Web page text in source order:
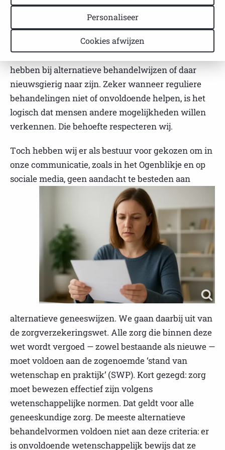
inzichten en ontwikkelingen binnen de zorg.
Daarbij hechten wij veel waarde aan betrouwbare
en wetenschappelijk onderbouwde informatie.
We begrijpen dat sommige mensen mogelijk baat
hebben bij alternatieve behandelwijzen of daar
nieuwsgierig naar zijn. Zeker wanneer reguliere
behandelingen niet of onvoldoende helpen, is het
logisch dat mensen andere mogelijkheden willen
verkennen. Die behoefte respecteren wij.
Toch hebben wij er als bestuur voor gekozen om in
onze communicatie, zoals in het Ogenblikje en op
sociale media,geen aandacht te besteden aan
alternatieve geneeswijzen. We gaan daarbij uit van
de zorgverzekeringswet. Alle zorg die binnen deze
wet wordt vergoed — zowel bestaande als nieuwe —
moet voldoen aan de zogenoemde ‘stand van
wetenschap en praktijk’ (SWP). Kort gezegd: zorg
moet bewezen effectief zijn volgens
wetenschappelijke normen. Dat geldt voor alle
geneeskundige zorg. De meeste alternatieve
behandelvormen voldoen niet aan deze criteria: er
is onvoldoende wetenschappelijk bewijs dat ze
Personaliseer
Cookies afwijzen